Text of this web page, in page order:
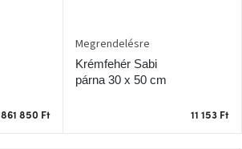
861 850 Ft
Krémfehér Sabi
párna 30 x 50 cm
Megrendelésre
11 153 Ft